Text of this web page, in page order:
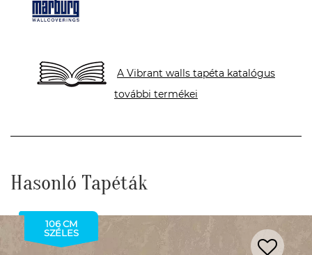
A Vibrant walls tapéta katalógus
további termékei
Hasonló Tapéták
106 CM
SZÉLES